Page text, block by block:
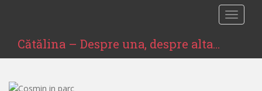
t
Cătălina – Despre una, despre alta…